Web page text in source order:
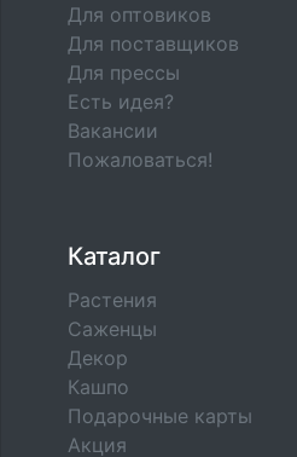
Для оптовиков
Для поставщиков
Для прессы
Есть идея?
Вакансии
Пожаловаться!
Каталог
Растения
Саженцы
Декор
Кашпо
Подарочные карты
Акция